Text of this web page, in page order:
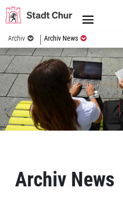
Kopfzeile
Archiv Archiv News(ausgewählt)
Archiv News